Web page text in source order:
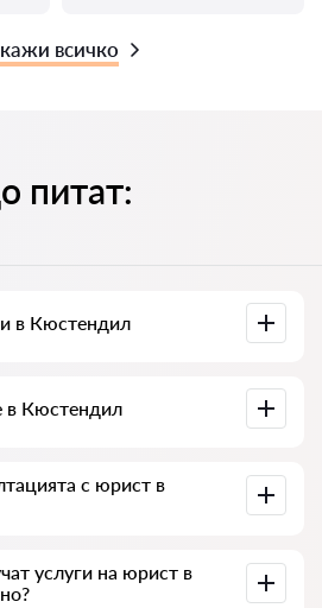
всичко
питат:
в Кюстендил
отзиви, телефонен номер и
в Кюстендил
отзиви и няма
с юрист в
в зависимост от
на отговора).
услуги на юрист в